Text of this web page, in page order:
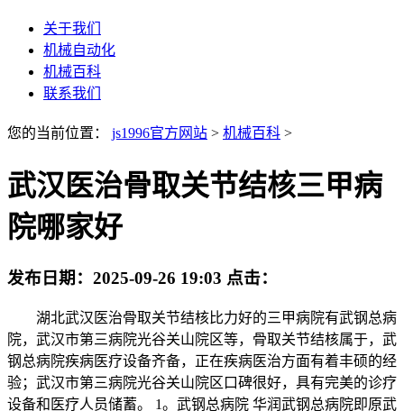
关于我们
机械自动化
机械百科
联系我们
您的当前位置： js1996官方网站 > 机械百科 >
武汉医治骨取关节结核三甲病
院哪家好
发布日期： 2025-09-26 19:03 点击：
湖北武汉医治骨取关节结核比力好的三甲病院有武钢总病
院，武汉市第三病院光谷关山院区等，骨取关节结核属于，武
钢总病院疾病医疗设备齐备，正在疾病医治方面有着丰硕的经
验；武汉市第三病院光谷关山院区口碑很好，具有完美的诊疗
设备和医疗人员储蓄。 1。武钢总病院 华润武钢总病院即原武